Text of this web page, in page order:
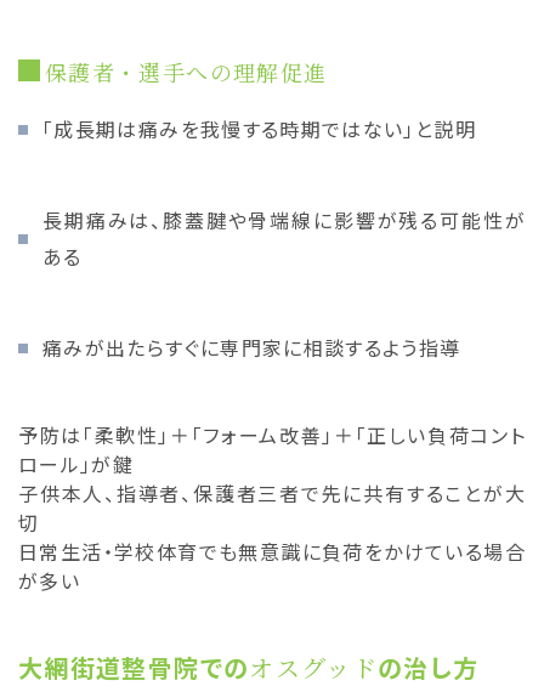
保護者・選手への理解促進
「成長期は痛みを我慢する時期ではない」と説明
長期痛みは、膝蓋腱や骨端線に影響が残る可能性が
ある
痛みが出たらすぐに専門家に相談するよう指導
予防は「柔軟性」＋「フォーム改善」＋「正しい負荷コント
ロール」が鍵
子供本人、指導者、保護者三者で先に共有することが大
切
日常生活・学校体育でも無意識に負荷をかけている場合
が多い
大網街道整骨院でのオスグッドの治し方